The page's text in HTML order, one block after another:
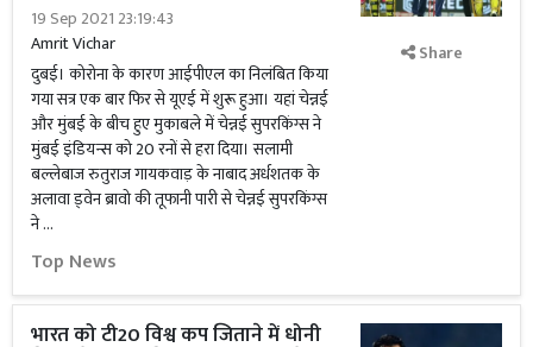
19 Sep 2021 23:19:43
Amrit Vichar
दुबई। कोरोना के कारण आईपीएल का निलंबित किया
गया सत्र एक बार फिर से यूएई में शुरू हुआ। यहां चेन्नई
और मुंबई के बीच हुए मुकाबले में चेन्नई सुपरकिंग्स ने
मुंबई इंडियन्स को 20 रनों से हरा दिया। सलामी
बल्लेबाज रुतुराज गायकवाड़ के नाबाद अर्धशतक के
अलावा ड्वेन ब्रावो की तूफानी पारी से चेन्नई सुपरकिंग्स
ने …
Top News
Share
भारत को टी20 विश्व कप जिताने में धोनी